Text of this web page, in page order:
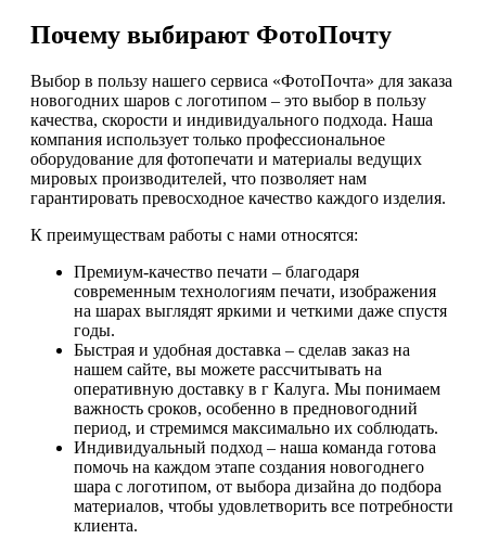
Почему выбирают ФотоПочту
Выбор в пользу нашего сервиса «ФотоПочта» для заказа
новогодних шаров с логотипом – это выбор в пользу
качества, скорости и индивидуального подхода. Наша
компания использует только профессиональное
оборудование для фотопечати и материалы ведущих
мировых производителей, что позволяет нам
гарантировать превосходное качество каждого изделия.
К преимуществам работы с нами относятся:
Премиум-качество печати – благодаря
современным технологиям печати, изображения
на шарах выглядят яркими и четкими даже спустя
годы.
Быстрая и удобная доставка – сделав заказ на
нашем сайте, вы можете рассчитывать на
оперативную доставку в г Калуга. Мы понимаем
важность сроков, особенно в предновогодний
период, и стремимся максимально их соблюдать.
Индивидуальный подход – наша команда готова
помочь на каждом этапе создания новогоднего
шара с логотипом, от выбора дизайна до подбора
материалов, чтобы удовлетворить все потребности
клиента.